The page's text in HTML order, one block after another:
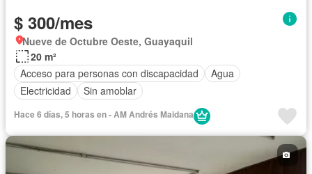
$ 300/mes
Nueve de Octubre Oeste, Guayaquil
20 m²
Acceso para personas con discapacidad
Agua
Electricidad
Sin amoblar
Hace 6 días, 5 horas en - AM Andrés Maidana